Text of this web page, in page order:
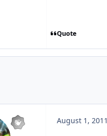
Quote
August 1, 2011